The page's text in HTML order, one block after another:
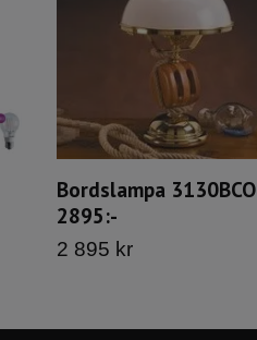
Bordslampa 3130BCO
2895:-
2 895 kr